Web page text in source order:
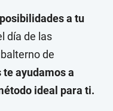
a tu
día de las
de
ayudamos a
ideal para ti.